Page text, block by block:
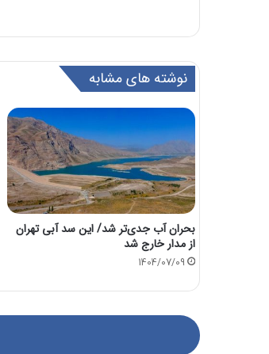
نوشته های مشابه
بحران آب جدی‌تر شد/ این سد آبی تهران
از مدار خارج شد
1404/07/09